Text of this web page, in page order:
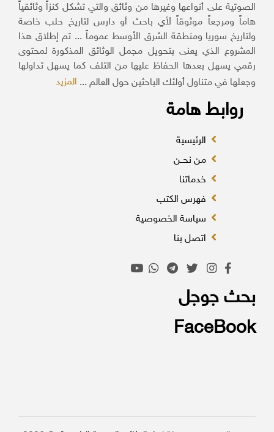
الصوتية على أنواعها وغيرها من وثائق والتي تشكل كنزاً وثائقياً
هاماً ومرجعاً موثوقاً لأي باحث أو دارس لتاريخ حلب خاصة
ولتاريخ سوريا ومنطقة الشرق الأوسط عموماً ... تم إطلاق هذا
المشروع الذي يعنى بتحويل مجمل الوثائق المذكورة لمحتوى
رقمي يسهل بعدها الحفاظ عليها من التلف كما يسهل تداولها
وجعلها في متناول أولئك الباحثين حول العالم ...المزيد
روابط هامة
الرئيسية
من نحــن
خدماتنا
فهرس الكتب
سياسة الخصوصية
اتصل بنا
بحث جوجل
FaceBook